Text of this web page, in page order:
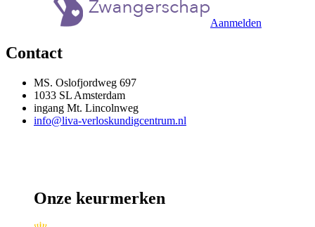
Aanmelden
Contact
MS. Oslofjordweg 697
1033 SL Amsterdam
ingang Mt. Lincolnweg
info@liva-verloskundigcentrum.nl
Onze keurmerken